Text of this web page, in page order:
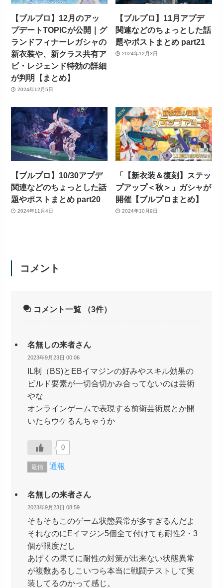
【ブルプロ】12月のアッ
プデートTOPICが公開｜グ
ランドフィナーレガシャの
新衣装や、新クラス共有ア
ビ・レジェンド特効の詳細
が判明【まとめ】
2024年12月5日
【ブルプロ】11月アプデ
関連などのちょっとした話
題やポストまとめ part21
2024年12月3日
【ブルプロ】10/30アプデ
関連などのちょっとした話
題やポストまとめ part20
2024年11月4日
「【新衣装＆復刻】ステッ
プアップ＜秋＞」ガシャが
開催【ブルプロまとめ】
2024年10月9日
コメント
コメント一覧 （3件）
名無しの来者さん
2023年9月23日 00:06
IL制（BS)とEBイマジンの好みやスキル効果の
ビルド要素が一切合切かみ合ってないのは芸術
やな
オンラインゲームで表現する前衛芸術展とか開
いたらウケるんちゃうか
0
返信 通報
名無しの来者さん
2023年9月23日 08:59
そもそもこのゲーム状態異常が多すぎるんだよ
それなのにEイマジン5個全て付けても耐性2・3
個が限度だし
あげくの果てに耐性の対策が出来ない状態異常
が複数あるしこいつら本当に戦闘テストして実
装してるのかって感じ。